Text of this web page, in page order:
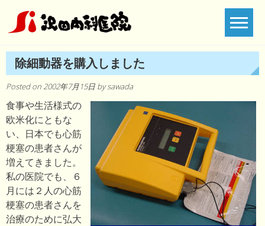
content
除細動器を購入しました
Posted on 2002年7月15日 bysawada
食事や生活様式の
欧米化にともな
い、日本でも心筋
梗塞の患者さんが
増えてきました。
私の医院でも、６
月には２人の心筋
梗塞の患者さんを
治療のために弘大